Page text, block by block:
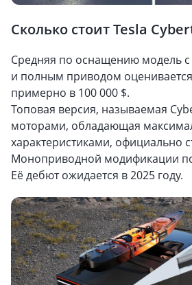
Сколько стоит Tesla
Средняя по оснащению модель
и полным приводом
примерно в 100 000 $.
Топовая версия, называемая
моторами, обладающая
характеристиками, официально
Моноприводной модификации
Её дебют ожидается в 2025 году.